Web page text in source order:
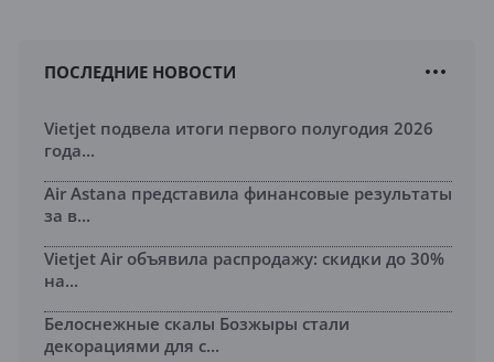
ПОСЛЕДНИЕ НОВОСТИ
Vietjet подвела итоги первого полугодия 2026
года...
Air Astana представила финансовые результаты
за в...
Vietjet Air объявила распродажу: скидки до 30%
на...
Белоснежные скалы Бозжыры стали
декорациями для с...